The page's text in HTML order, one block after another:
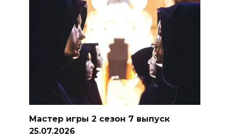
Мастер игры 2 сезон 7 выпуск
25.07.2026